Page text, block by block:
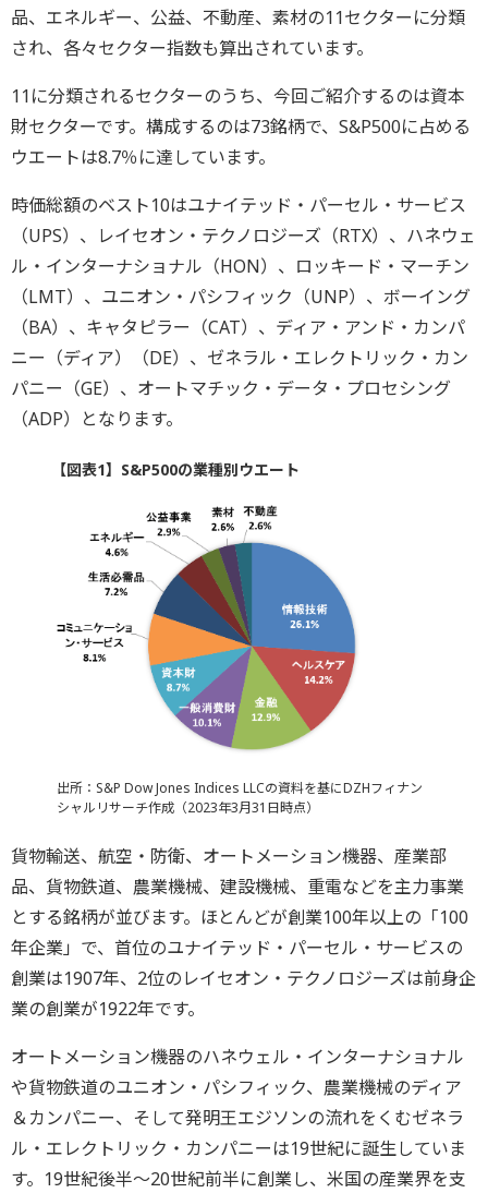
品、エネルギー、公益、不動産、素材の11セクターに分類
され、各々セクター指数も算出されています。
11に分類されるセクターのうち、今回ご紹介するのは資本
財セクターです。構成するのは73銘柄で、S&P500に占める
ウエートは8.7％に達しています。
時価総額のベスト10はユナイテッド・パーセル・サービス
（UPS）、レイセオン・テクノロジーズ（RTX）、ハネウェ
ル・インターナショナル（HON）、ロッキード・マーチン
（LMT）、ユニオン・パシフィック（UNP）、ボーイング
（BA）、キャタピラー（CAT）、ディア・アンド・カンパ
ニー（ディア）（DE）、ゼネラル・エレクトリック・カン
パニー（GE）、オートマチック・データ・プロセシング
（ADP）となります。
【図表1】S&P500の業種別ウエート
出所：S&P Dow Jones Indices LLCの資料を基にDZHフィナン
シャルリサーチ作成（2023年3月31日時点）
貨物輸送、航空・防衛、オートメーション機器、産業部
品、貨物鉄道、農業機械、建設機械、重電などを主力事業
とする銘柄が並びます。ほとんどが創業100年以上の「100
年企業」で、首位のユナイテッド・パーセル・サービスの
創業は1907年、2位のレイセオン・テクノロジーズは前身企
業の創業が1922年です。
オートメーション機器のハネウェル・インターナショナル
や貨物鉄道のユニオン・パシフィック、農業機械のディア
＆カンパニー、そして発明王エジソンの流れをくむゼネラ
ル・エレクトリック・カンパニーは19世紀に誕生していま
す。19世紀後半～20世紀前半に創業し、米国の産業界を支